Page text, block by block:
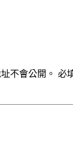
不會公開。 必